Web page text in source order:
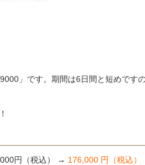
」です。期間は6日間と短めです
円（税込） → 176,000 円（税込）